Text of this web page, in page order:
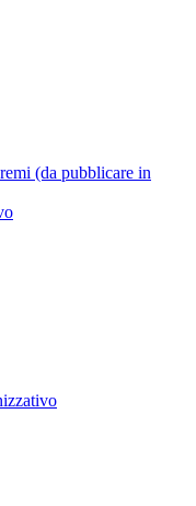
(da pubblicare in